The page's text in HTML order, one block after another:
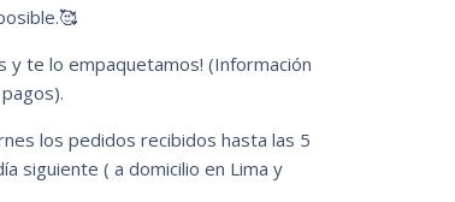
y te lo empaquetamos! (Información
los pedidos recibidos hasta las 5
siguiente ( a domicilio en Lima y